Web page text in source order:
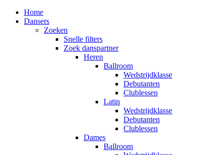
Home
Dansers
Zoeken
Snelle filters
Zoek danspartner
Heren
Ballroom
Wedstrijdklasse
Debutanten
Clublessen
Latin
Wedstrijdklasse
Debutanten
Clublessen
Dames
Ballroom